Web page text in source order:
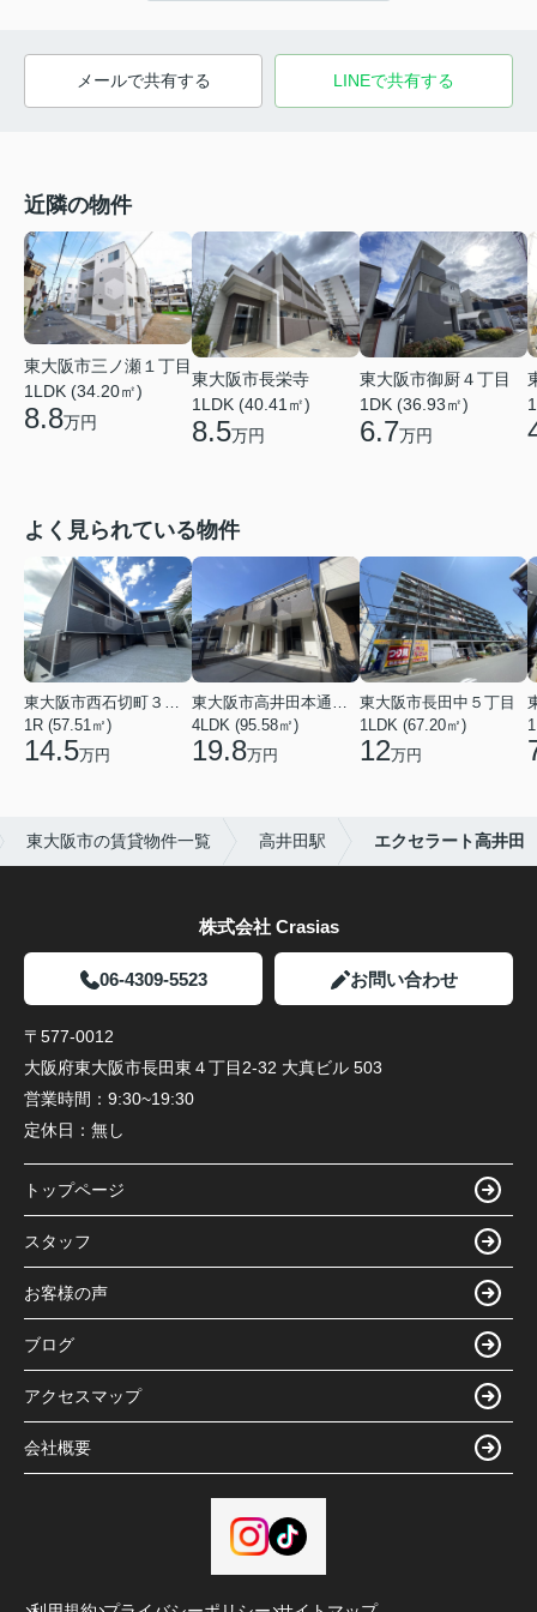
メールで共有する LINEで共有する
近隣の物件
東大阪市三ノ瀬１丁目
1LDK (34.20㎡)
8.8万円
東大阪市長栄寺
1LDK (40.41㎡)
8.5万円
東大阪市御厨４丁目
1DK (36.93㎡)
6.7万円
よく見られている物件
東大阪市西石切町３丁目
1R (57.51㎡)
14.5万円
東大阪市高井田本通２丁目
4LDK (95.58㎡)
19.8万円
東大阪市長田中５丁目
1LDK (67.20㎡)
12万円
東大阪市の賃貸物件一覧 高井田駅 エクセラート高井田
株式会社 Crasias
06-4309-5523 お問い合わせ
〒577-0012
大阪府東大阪市長田東４丁目2-32 大真ビル 503
営業時間： 9:30~19:30
定休日： 無し
トップページ
スタッフ
お客様の声
ブログ
アクセスマップ
会社概要